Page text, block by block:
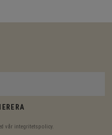
vår integritetspolicy